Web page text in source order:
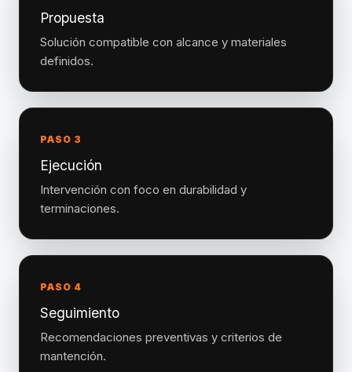
Propuesta
Solución compatible con alcance y materiales
definidos.
PASO 3
Ejecución
Intervención con foco en durabilidad y
terminaciones.
PASO 4
Seguimiento
Recomendaciones preventivas y criterios de
mantención.